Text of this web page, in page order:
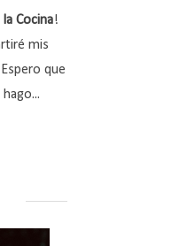
Cocina!
mis
que